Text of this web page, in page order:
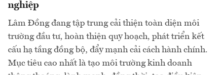
nghiệp
Lâm Đồng đang tập trung cải thiện toàn diện môi
trường đầu tư, hoàn thiện quy hoạch, phát triển kết
cấu hạ tầng đồng bộ, đẩy mạnh cải cách hành chính.
Mục tiêu cao nhất là tạo môi trường kinh doanh